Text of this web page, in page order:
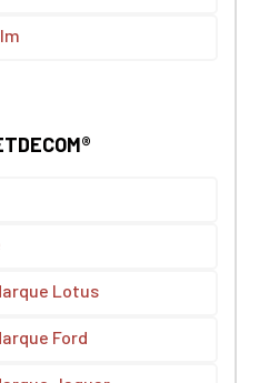
Lotus
Ford